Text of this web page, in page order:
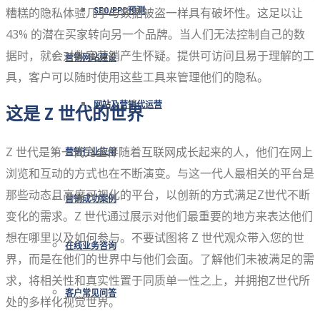
SEO/PPC预测
营销网站建设
网站及营销代运营
营销行业应用
营销成功案例
在线业务咨询
客户常见问答
糟糕的隐私体验几乎与数据被盗一样具有破坏性。这足以让
43% 的潜在买家转向另一个品牌。当人们无法控制自己的数
据时，就会对数字营销产生怀疑。提供可访问且易于理解的工
具，客户可以随时使用这些工具来管理他们的隐私。
这是 Z 世代的世界
Z 世代是第一代完全伴随着互联网成长起来的人，他们在网上
浏览和互动的方式也在不断演变。与这一代人最相关的平台是
那些动态且高度可视化的平台，以创新的方式满足Z世代不断
变化的需求。Z 世代通过展示对他们最重要的地方来表达他们
想在哪里以及如何参与。不要试图将 Z 世代观众带入您的世
界，而是在他们的世界中与他们会面。了解他们未被满足的需
求，将相关性和真实性置于同质单一性之上，并拥抱Z世代所
处的多样化视觉世界。